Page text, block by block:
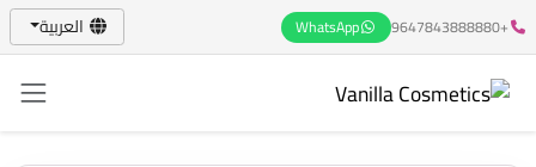
+9647843888880
WhatsApp العربية